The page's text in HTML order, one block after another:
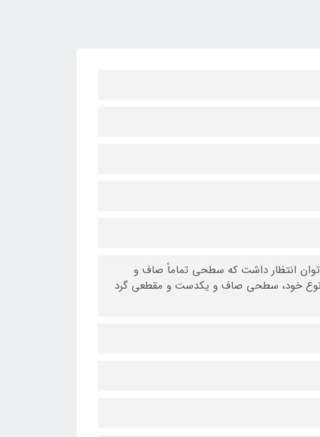
انتظار داشت که سطحی تماماً صاف و
نوع خود، سطحی صاف و یکدست و مقطعی گرد